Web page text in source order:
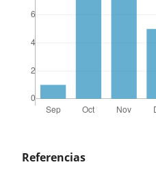
Referencias